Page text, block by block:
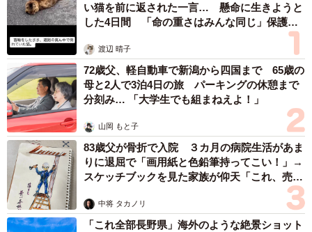
い猫を前に返された一言… 懸命に生きようと
した4日間 「命の重さはみんな同じ」保護団
渡辺 晴子
72歳父、軽自動車で新潟から四国まで 65歳の
母と2人で3泊4日の旅 パーキングの休憩まで
分刻み… 「大学生でも組まねえよ！」
山岡 もと子
83歳父が骨折で入院 ３カ月の病院生活があま
りに退屈で「画用紙と色鉛筆持ってこい！」→
スケッチブックを見た家族が仰天「これ、売れ
中将 タカノリ
「これ全部長野県」海外のような絶景ショット